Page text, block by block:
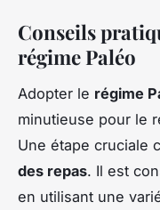
Conseils
régime Paléo
Adopter le régime
minutieuse pour le
Une étape cruciale
des repas. Il est
en utilisant une